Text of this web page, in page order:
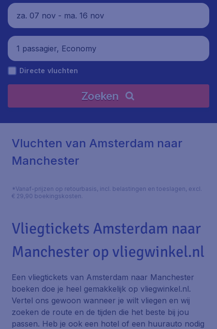
za. 07 nov - ma. 16 nov
1 passagier, Economy
Directe vluchten
Zoeken
Vluchten van Amsterdam naar
Manchester
*Vanaf-prijzen op retourbasis, incl. belastingen en toeslagen, excl.
€ 29,90 boekingskosten.
Vliegtickets Amsterdam naar
Manchester op vliegwinkel.nl
Een vliegtickets van Amsterdam naar Manchester
boeken doe je heel gemakkelijk op vliegwinkel.nl.
Vertel ons gewoon wanneer je wilt vliegen en wij
zoeken de route en de tijden die het beste bij jou
passen. Heb je ook een hotel of een huurauto nodig